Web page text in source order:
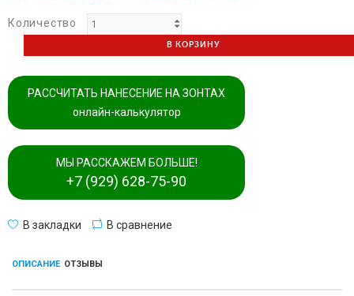
Количество
В КОРЗИНУ
РАССЧИТАТЬ НАНЕСЕНИЕ НА ЗОНТАХ
онлайн-калькулятор
МЫ РАССКАЖЕМ БОЛЬШЕ!
+7 (929) 628-75-90
В закладки В сравнение
ОПИСАНИЕ ОТЗЫВЫ